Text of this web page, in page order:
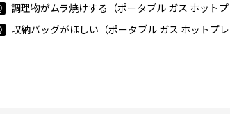
調理物がムラ焼けする（ポータブル ガス ホットプ
収納バッグがほしい（ポータブル ガス ホットプレ